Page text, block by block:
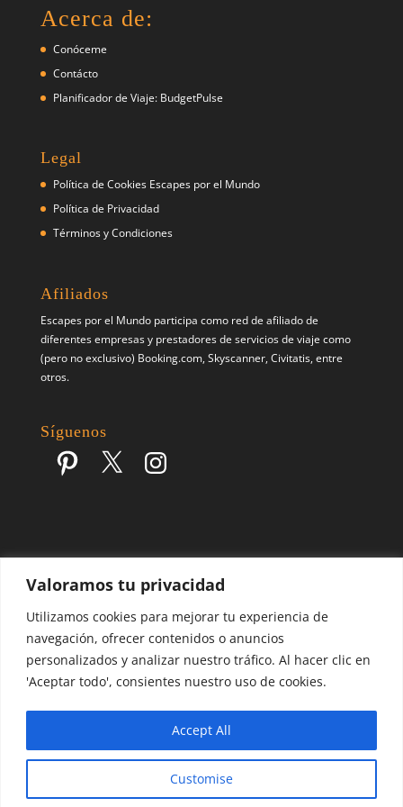
Valoramos tu privacidad
Utilizamos cookies para mejorar tu experiencia de
navegación, ofrecer contenidos o anuncios
personalizados y analizar nuestro tráfico. Al hacer clic en
'Aceptar todo', consientes nuestro uso de cookies.
Customise
Accept All
Acerca de:
Conóceme
Contácto
Planificador de Viaje: BudgetPulse
Legal
Política de Cookies Escapes por el Mundo
Política de Privacidad
Términos y Condiciones
Afiliados
Escapes por el Mundo participa como red de afiliado de
diferentes empresas y prestadores de servicios de viaje como
(pero no exclusivo) Booking.com, Skyscanner, Civitatis, entre
otros.
Síguenos
Pinterest X Instagram
Escapes por el Mundo | Blog de Viajes | 2017 - 2026 ©